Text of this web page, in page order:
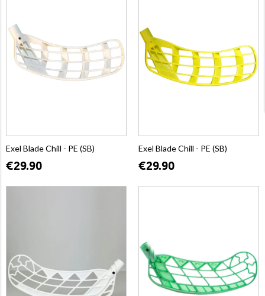
Exel Blade Chill - PE (SB)
€29.90
Exel Blade Chill - PE (SB)
€29.90